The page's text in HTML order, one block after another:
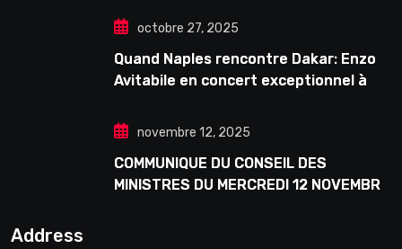
octobre 27, 2025
Quand Naples rencontre Dakar: Enzo
Avitabile en concert exceptionnel à
novembre 12, 2025
COMMUNIQUE DU CONSEIL DES
MINISTRES DU MERCREDI 12 NOVEMBRE
Address